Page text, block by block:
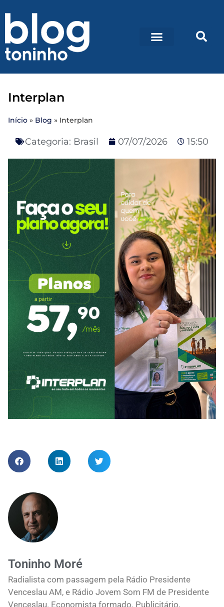
Interplan
Início » Blog » Interplan
Categoria: Brasil 07/07/2026 15:50
Toninho Moré
Radialista com passagem pela Rádio Presidente
Venceslau AM, e Rádio Jovem Som FM de Presidente
Venceslau. Economista formado. Publicitário,